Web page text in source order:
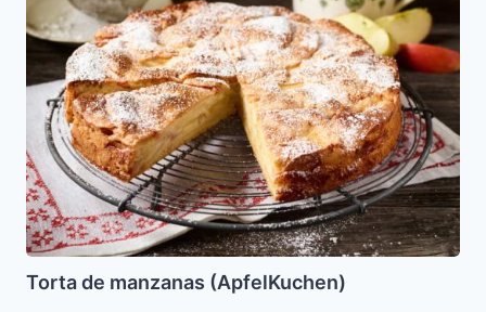
Torta de manzanas (ApfelKuchen)